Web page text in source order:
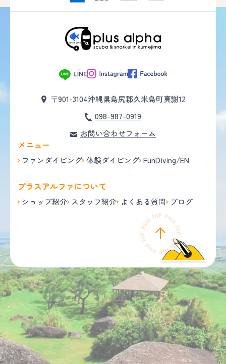
〒901-3104沖縄県島尻郡久米島町真謝12
098-987-0919
お問い合わせフォーム
メニュー
ファンダイビング 体験ダイビング FunDiving/EN
プラスアルファについて
ショップ紹介 スタッフ紹介 よくある質問 ブログ